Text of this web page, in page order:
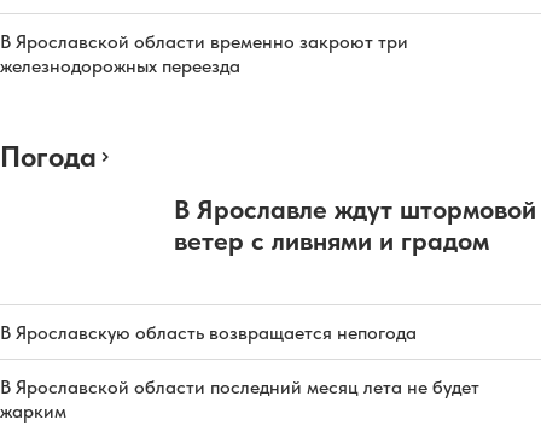
В Ярославской области временно закроют три
железнодорожных переезда
Погода
В Ярославле ждут штормовой
ветер с ливнями и градом
В Ярославскую область возвращается непогода
В Ярославской области последний месяц лета не будет
жарким